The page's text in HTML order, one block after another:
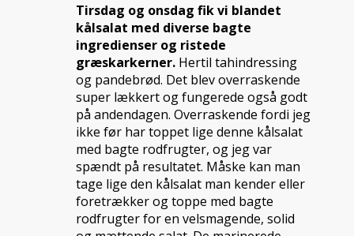
Tirsdag og onsdag fik vi blandet
kålsalat med diverse bagte
ingredienser og ristede
græskarkerner. Hertil tahindressing
og pandebrød. Det blev overraskende
super lækkert og fungerede også godt
på andendagen. Overraskende fordi jeg
ikke før har toppet lige denne kålsalat
med bagte rodfrugter, og jeg var
spændt på resultatet. Måske kan man
tage lige den kålsalat man kender eller
foretrækker og toppe med bagte
rodfrugter for en velsmagende, solid